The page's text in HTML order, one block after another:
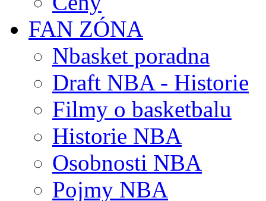
FAN ZÓNA
Nbasket poradna
Draft NBA - Historie
Filmy o basketbalu
Historie NBA
Osobnosti NBA
Pojmy NBA